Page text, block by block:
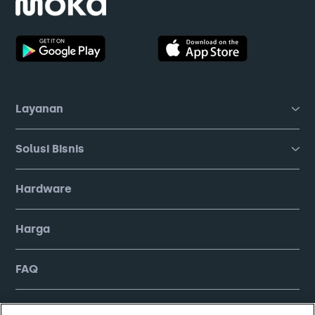
Layanan
Solusi Bisnis
Hardware
Harga
FAQ
Company